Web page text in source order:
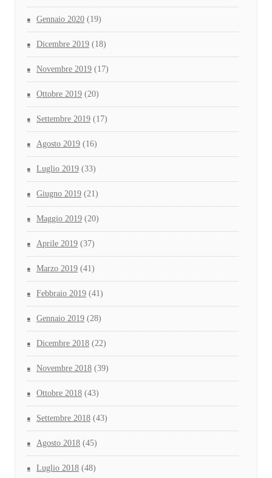
Gennaio 2020 (19)
Dicembre 2019 (18)
Novembre 2019 (17)
Ottobre 2019 (20)
Settembre 2019 (17)
Agosto 2019 (16)
Luglio 2019 (33)
Giugno 2019 (21)
Maggio 2019 (20)
Aprile 2019 (37)
Marzo 2019 (41)
Febbraio 2019 (41)
Gennaio 2019 (28)
Dicembre 2018 (22)
Novembre 2018 (39)
Ottobre 2018 (43)
Settembre 2018 (43)
Agosto 2018 (45)
Luglio 2018 (48)